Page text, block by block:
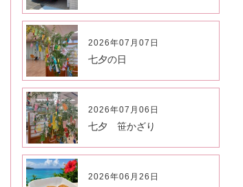
2026年07月07日
七夕の日
2026年07月06日
七夕 笹かざり
2026年06月26日